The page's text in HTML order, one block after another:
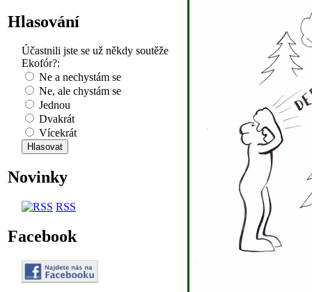
Hlasování
Účastnili jste se už někdy soutěže
Ekofór?:
Ne a nechystám se
Ne, ale chystám se
Jednou
Dvakrát
Vícekrát
Novinky
RSS
Facebook